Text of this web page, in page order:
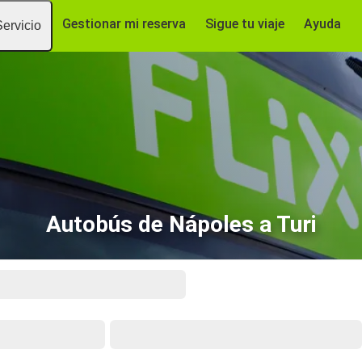
Gestionar mi reserva Sigue tu viaje Ayuda
Autobús de Nápoles a Turi